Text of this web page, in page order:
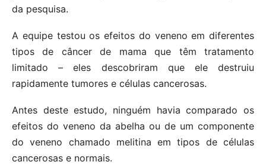
da pesquisa.
A equipe testou os efeitos do veneno em diferentes
tipos de câncer de mama que têm tratamento
limitado – eles descobriram que ele destruiu
rapidamente tumores e células cancerosas.
Antes deste estudo, ninguém havia comparado os
efeitos do veneno da abelha ou de um componente
do veneno chamado melitina em tipos de células
cancerosas e normais.